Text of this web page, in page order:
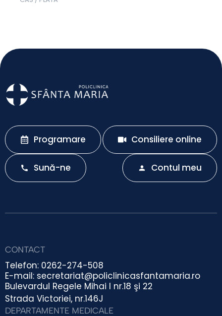
Programare Consiliere online
Sună-ne Contul meu
CONTACT
Telefon: 0262-274-508
E-mail: secretariat@policlinicasfantamaria.ro
Bulevardul Regele Mihai I nr.18 şi 22
Strada Victoriei, nr.146J
DEPARTAMENTE MEDICALE